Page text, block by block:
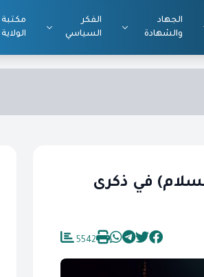
الجهاد
والشهادة
الفكر
السياسي
مكتبة
الولاية
في ذكرى
5542